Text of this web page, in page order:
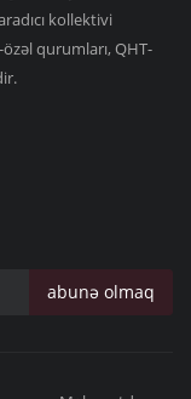
kollektivi
qurumları, QHT-
abunə olmaq